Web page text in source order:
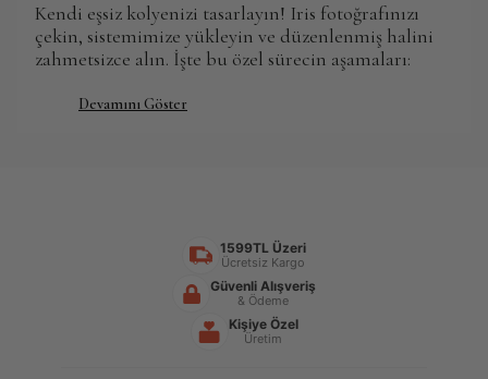
Kendi eşsiz kolyenizi tasarlayın! Iris fotoğrafınızı
çekin, sistemimize yükleyin ve düzenlenmiş halini
zahmetsizce alın. İşte bu özel sürecin aşamaları:
Devamını Göster
1599TL Üzeri
Ücretsiz Kargo
Güvenli Alışveriş
& Ödeme
Kişiye Özel
Üretim